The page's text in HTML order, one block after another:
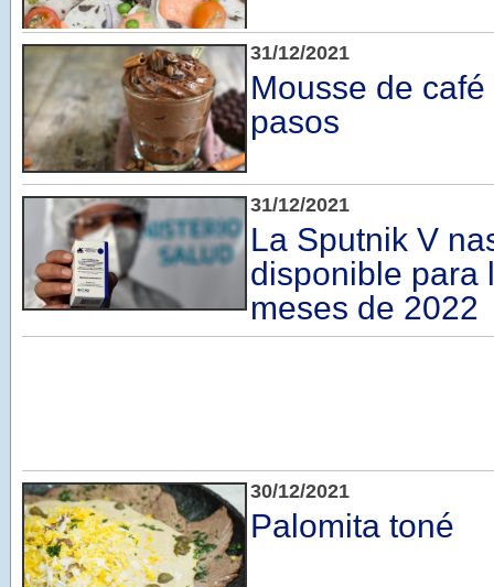
31/12/2021
Mousse de
pasos
31/12/2021
La Sputnik V
disponible para
meses de 2022
30/12/2021
Palomita toné